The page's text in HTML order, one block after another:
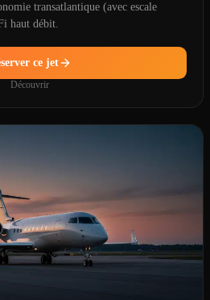
transatlantique (avec escale
haut débit.
ce jet
Découvrir